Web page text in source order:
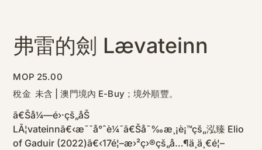
弗雷的劍 Lævateinn
價
格
MOP 25.00
稅金 未含
澳門境內 E-Buy；境外順豐。
ã€Šå¼—é›·çš„åŠ
LÃ¦vateinnã€‹æ˜¯å°ˆè¼¯ã€Šå˜‰æ¸¡è¡™çš„泓臻 Elio
of Gaduir (2022)ã€‹17é¦–æ›²ç›®çš„å…¶ä¸­ä¸€é¦–